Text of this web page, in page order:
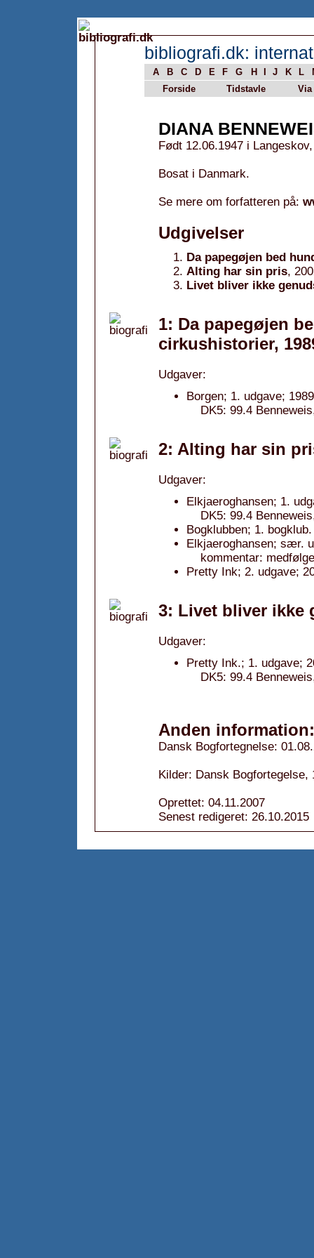
bibliografi.dk:
A B C D E F G H J K L
Forside
Tidstavle Via
DIANA
Født 12.06.1947 i
Bosat i Danmark.
Se mere om forfatteren på:
Udgivelser
Da papegøjen bed
Alting har sin pris,
Livet bliver ikke
1: Da papegøjen
cirkushistorier,
Udgaver:
Borgen; 1. udgave;
DK5: 99.4
2: Alting har sin
Udgaver:
Elkjaeroghansen; 1.
DK5: 99.4
Bogklubben; 1.
Elkjaeroghansen; sær.
kommentar:
Pretty Ink; 2. udgave;
3: Livet bliver ikke
Udgaver:
Pretty Ink.; 1. udgave;
DK5: 99.4
Anden information:
Dansk Bogfortegnelse:
Kilder: Dansk Bogfortegelse,
Oprettet: 04.11.2007
Senest redigeret: 26.10.2015